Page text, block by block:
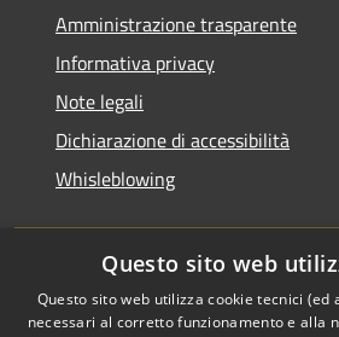
Amministrazione trasparente
Informativa privacy
Note legali
Dichiarazione di accessibilità
Whisleblowing
RSS
Accessibilità
Questo sito web
Questo sito web utilizza cookie tecnici
necessari al corretto funzionamento e alla